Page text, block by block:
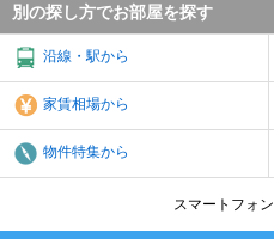
別の探し方でお部屋を探す
沿線・駅から
家賃相場から
物件特集から
スマートフォン